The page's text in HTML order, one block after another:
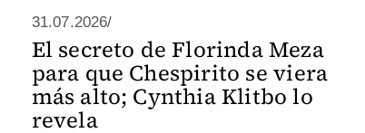
31.07.2026/
El secreto de Florinda Meza
para que Chespirito se viera
más alto; Cynthia Klitbo lo
revela